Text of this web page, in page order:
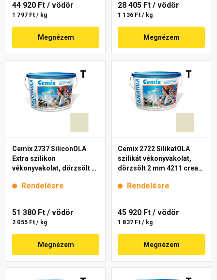
44 920 Ft / vödör
1 797 Ft / kg
Megnézem
28 405 Ft / vödör
1 136 Ft / kg
Megnézem
Cemix 2737 SiliconOLA
Extra szilikon
vékonyvakolat, dörzsölt 2
Rendelésre
51 380 Ft / vödör
2 055 Ft / kg
Megnézem
Cemix 2722 SilikatOLA
szilikát vékonyvakolat,
dörzsölt 2 mm 4211 cream
Rendelésre
45 920 Ft / vödör
1 837 Ft / kg
Megnézem